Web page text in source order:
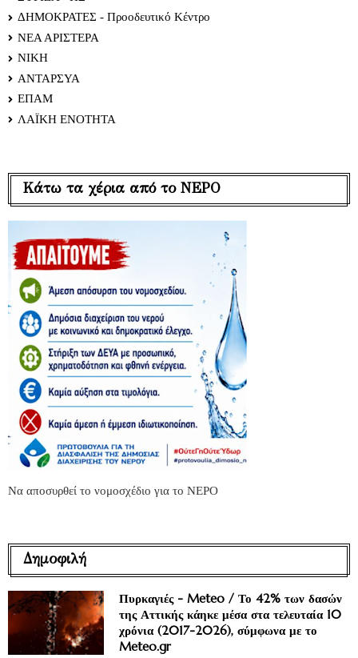
ΔΗΜΟΚΡΑΤΕΣ - Προοδευτικό Κέντρο
ΝΕΑ ΑΡΙΣΤΕΡΑ
ΝΙΚΗ
ΑΝΤΑΡΣΥΑ
ΕΠΑΜ
ΛΑΪΚΗ ΕΝΟΤΗΤΑ
Κάτω τα χέρια από το ΝΕΡΟ
Να αποσυρθεί το νομοσχέδιο για το ΝΕΡΟ
Δημοφιλή
Πυρκαγιές - Meteo / Το 42% των δασών
της Αττικής κάηκε μέσα στα τελευταία 10
χρόνια (2017-2026), σύμφωνα με το
Meteo.gr